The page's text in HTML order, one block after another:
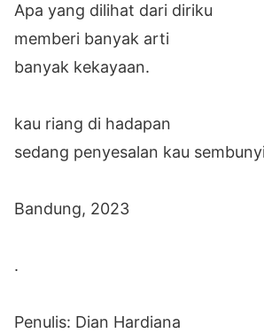
Apa yang dilihat dari diriku
memberi banyak arti
banyak kekayaan.
kau riang di hadapan
sedang penyesalan kau
Bandung, 2023
.
Penulis: Dian Hardiana